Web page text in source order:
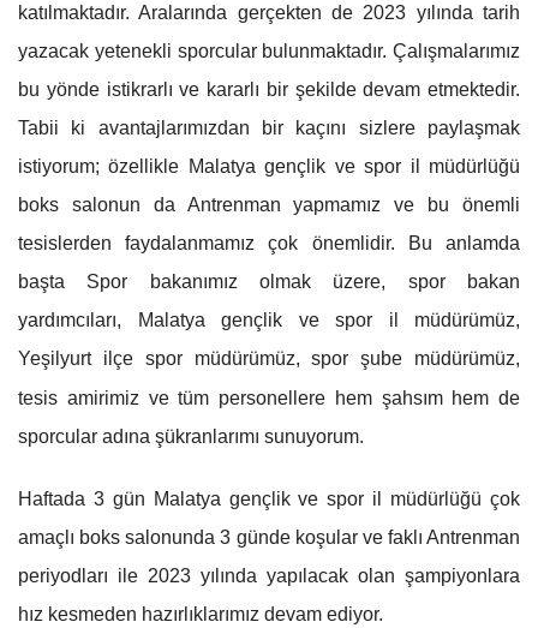
katılmaktadır. Aralarında gerçekten de 2023 yılında tarih
yazacak yetenekli sporcular bulunmaktadır. Çalışmalarımız
bu yönde istikrarlı ve kararlı bir şekilde devam etmektedir.
Tabii ki avantajlarımızdan bir kaçını sizlere paylaşmak
istiyorum; özellikle Malatya gençlik ve spor il müdürlüğü
boks salonun da Antrenman yapmamız ve bu önemli
tesislerden faydalanmamız çok önemlidir. Bu anlamda
başta Spor bakanımız olmak üzere, spor bakan
yardımcıları, Malatya gençlik ve spor il müdürümüz,
Yeşilyurt ilçe spor müdürümüz, spor şube müdürümüz,
tesis amirimiz ve tüm personellere hem şahsım hem de
sporcular adına şükranlarımı sunuyorum.
Haftada 3 gün Malatya gençlik ve spor il müdürlüğü çok
amaçlı boks salonunda 3 günde koşular ve faklı Antrenman
periyodları ile 2023 yılında yapılacak olan şampiyonlara
hız kesmeden hazırlıklarımız devam ediyor.